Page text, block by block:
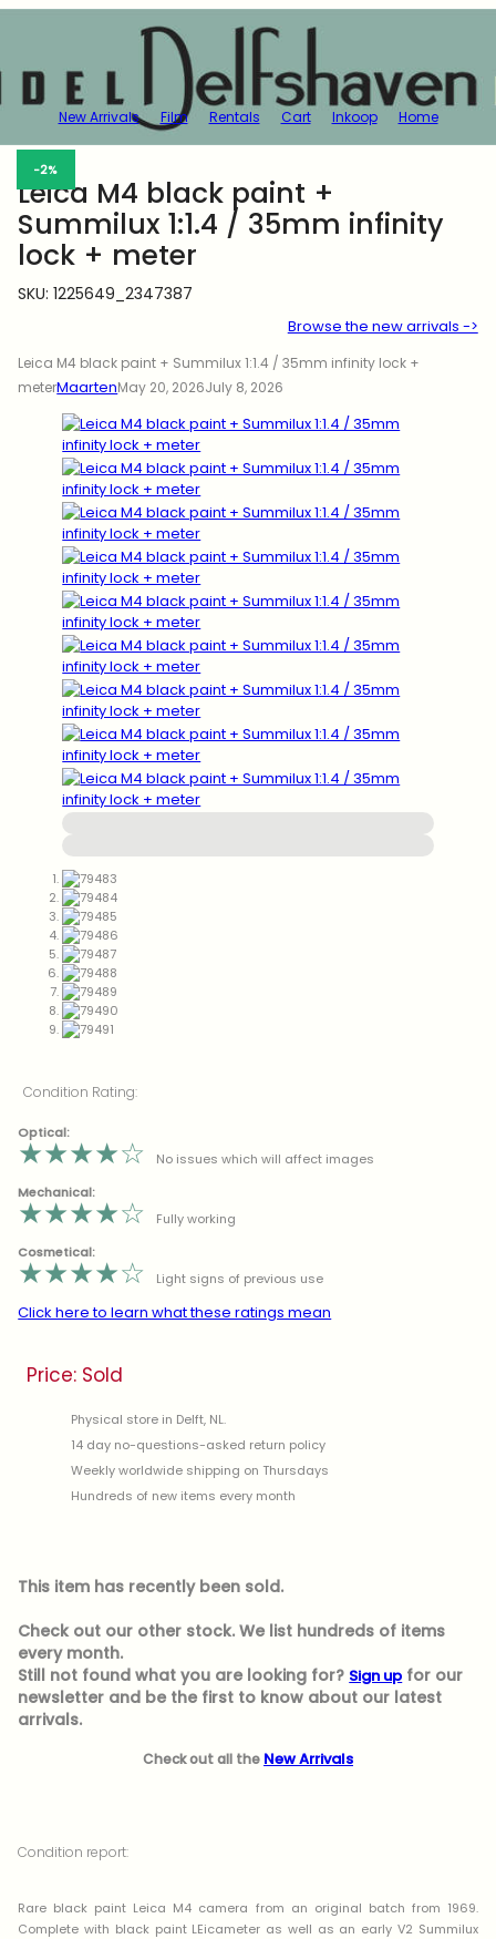
New Arrivals Film Rentals Cart Inkoop Home
Leica M4 black paint +
Summilux 1:1.4 / 35mm infinity
lock + meter
SKU:1225649_2347387
Browse the new arrivals ->
Leica M4 black paint + Summilux 1:1.4 / 35mm infinity lock +
meterMaartenMay 20, 2026July 8, 2026
-2%
Condition Rating:
Optical:
★★★★☆
No issues which will affect images
Mechanical:
★★★★☆
Fully working
Cosmetical:
★★★★☆ Light signs of previous use
Click here to learn what these ratings mean
Price: Sold
Physical store in Delft, NL.
14 day no-questions-asked return policy
Weekly worldwide shipping on Thursdays
Hundreds of new items every month
This item has recently been sold.
Check out our other stock. We list hundreds of items
every month.
Still not found what you are looking for? Sign up for our
newsletter and be the first to know about our latest
arrivals.
Check out all the New Arrivals
Condition report:
Rare black paint Leica M4 camera from an original batch from 1969.
Complete with black paint LEicameter as well as an early V2 Summilux